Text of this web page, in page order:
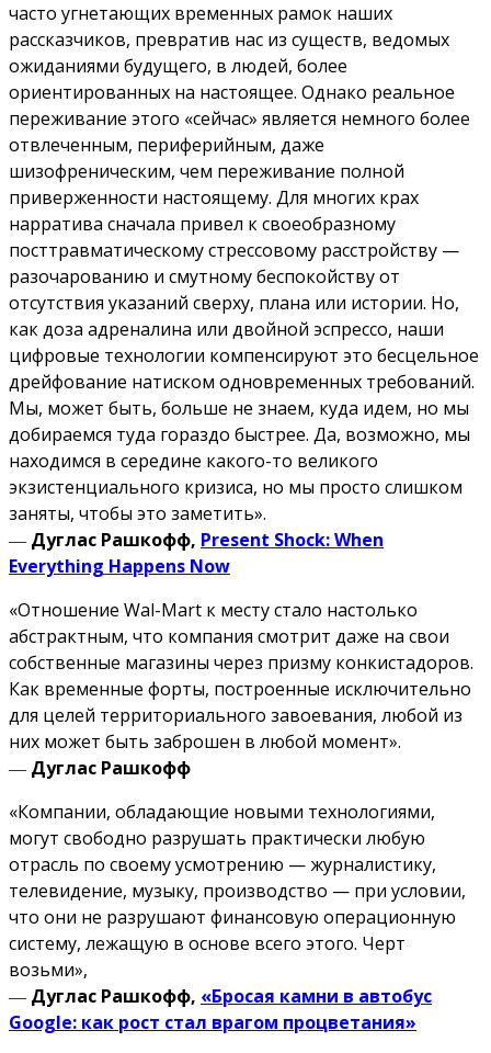
часто угнетающих временных рамок наших
рассказчиков, превратив нас из существ, ведомых
ожиданиями будущего, в людей, более
ориентированных на настоящее. Однако реальное
переживание этого «сейчас» является немного более
отвлеченным, периферийным, даже
шизофреническим, чем переживание полной
приверженности настоящему. Для многих крах
нарратива сначала привел к своеобразному
посттравматическому стрессовому расстройству —
разочарованию и смутному беспокойству от
отсутствия указаний сверху, плана или истории. Но,
как доза адреналина или двойной эспрессо, наши
цифровые технологии компенсируют это бесцельное
дрейфование натиском одновременных требований.
Мы, может быть, больше не знаем, куда идем, но мы
добираемся туда гораздо быстрее. Да, возможно, мы
находимся в середине какого-то великого
экзистенциального кризиса, но мы просто слишком
заняты, чтобы это заметить».
― Дуглас Рашкофф, Present Shock: When
Everything Happens Now
«Отношение Wal-Mart к месту стало настолько
абстрактным, что компания смотрит даже на свои
собственные магазины через призму конкистадоров.
Как временные форты, построенные исключительно
для целей территориального завоевания, любой из
них может быть заброшен в любой момент».
― Дуглас Рашкофф
«Компании, обладающие новыми технологиями,
могут свободно разрушать практически любую
отрасль по своему усмотрению — журналистику,
телевидение, музыку, производство — при условии,
что они не разрушают финансовую операционную
систему, лежащую в основе всего этого. Черт
возьми»,
― Дуглас Рашкофф, «Бросая камни в автобус
Google: как рост стал врагом процветания»